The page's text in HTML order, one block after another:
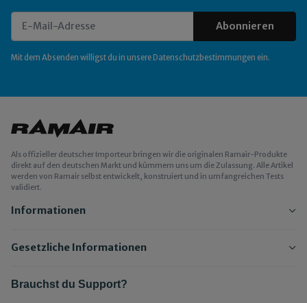
Abonnieren
Mit dem Absenden willigst du in unsere Datenschutzbestimmungen ein.
Als offizieller deutscher Importeur bringen wir die originalen Ramair-Produkte
direkt auf den deutschen Markt und kümmern uns um die Zulassung. Alle Artikel
werden von Ramair selbst entwickelt, konstruiert und in umfangreichen Tests
validiert.
Informationen
Gesetzliche Informationen
Brauchst du Support?